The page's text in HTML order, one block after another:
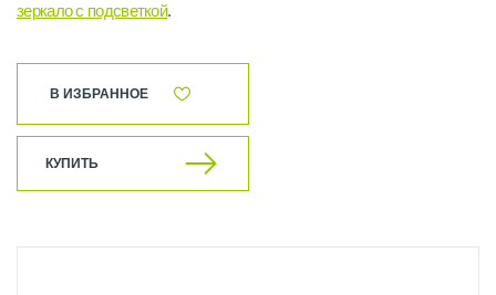
зеркало с подсветкой.
В ИЗБРАННОЕ
КУПИТЬ